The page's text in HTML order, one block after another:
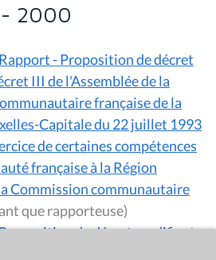
- 2000
Rapport - Proposition de décret
III de l'Assemblée de la
française de la
Capitale du 22 juillet 1993
de certaines compétences
française à la Région
Commission communautaire
(en tant que rapporteuse)
de décret modifiant
de la Commission